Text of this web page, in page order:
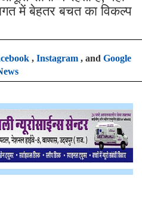
में बेहतर बचत का विकल्प
, Instagram, and Google